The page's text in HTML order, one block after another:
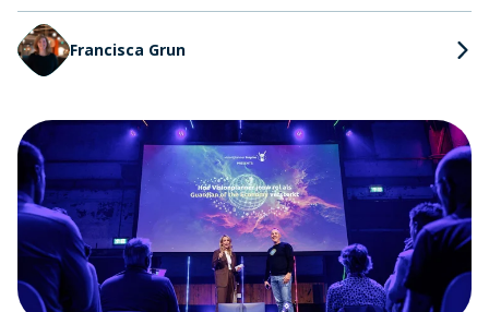
Francisca Grun